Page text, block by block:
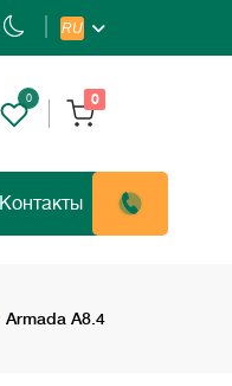
RU
0 0
Контакты
Armada A8.4